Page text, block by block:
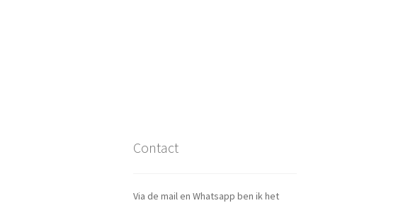
Contact
Via de mail en Whatsapp ben ik het